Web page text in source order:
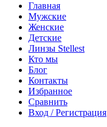
Главная
Мужские
Женские
Детские
Линзы Stellest
Кто мы
Блог
Контакты
Избранное
Сравнить
Вход / Регистрация